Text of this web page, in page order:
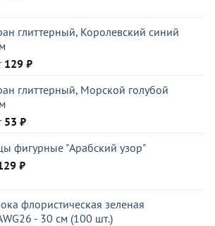
глиттерный, Королевский синий
129 ₽
глиттерный, Морской голубой
53 ₽
фигурные "Арабский узор"
₽.
₽Текущая
флористическая зеленая
- 30 см (100 шт.)